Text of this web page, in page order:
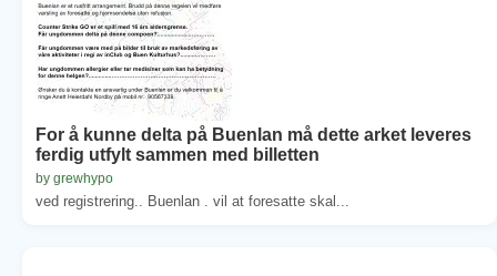
For å kunne delta på Buenlan må dette arket leveres
ferdig utfylt sammen med billetten
by grewhypo
ved registrering.. Buenlan . vil at foresatte skal...